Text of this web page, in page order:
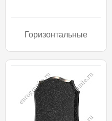
Горизонтальные